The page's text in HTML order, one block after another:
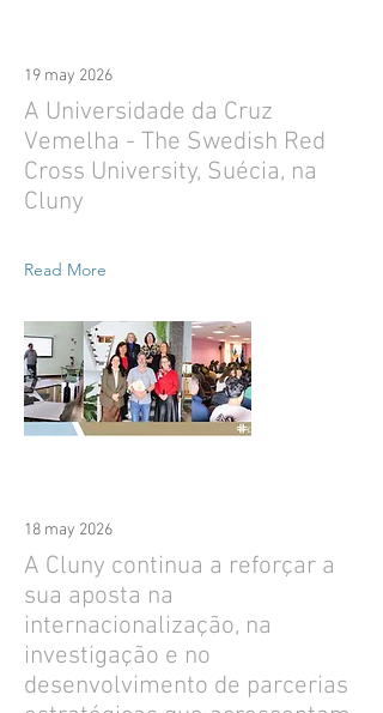
19 may 2026
A Universidade da Cruz
Vemelha - The Swedish Red
Cross University, Suécia, na
Cluny
Read More
18 may 2026
A Cluny continua a reforçar a
sua aposta na
internacionalização, na
investigação e no
desenvolvimento de parcerias